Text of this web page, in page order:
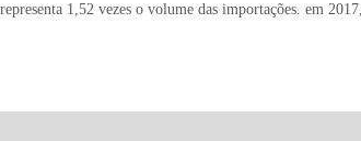
1,52 vezes o volume das importações. em